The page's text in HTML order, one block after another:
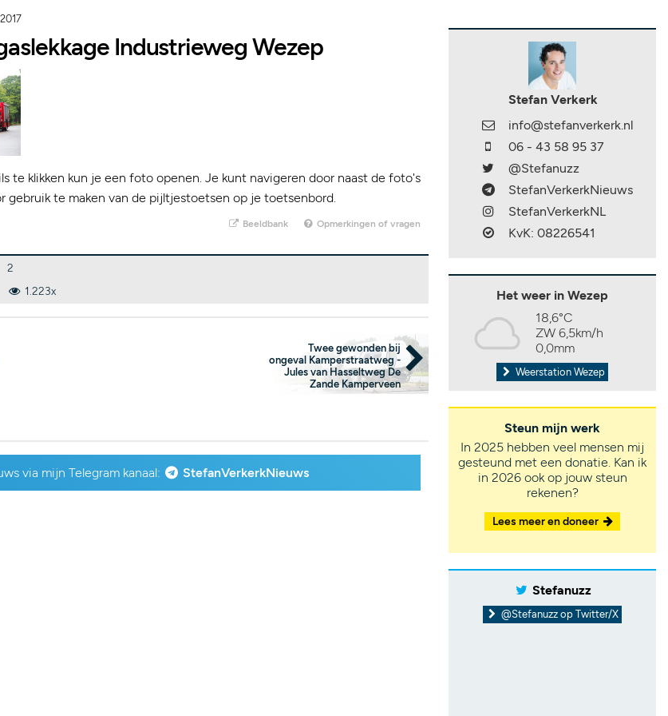
Industrieweg Wezep
te klikken kun je een foto openen. Je kunt navigeren door naast de foto's
gebruik te maken van de pijltjestoetsen op je toetsenbord.
Beeldbank Opmerkingen of vragen
2
1.223x
Twee gewonden bij
ongeval Kamperstraatweg -
Jules van Hasseltweg De
Zande Kamperveen
via mijn Telegram kanaal: StefanVerkerkNieuws
Stefan Verkerk
info@stefanverkerk.nl
06 - 43 58 95 37
@Stefanuzz
StefanVerkerkNieuws
StefanVerkerkNL
KvK: 08226541
Het weer in Wezep
18,6°C
ZW 6,5km/h
0,0mm
Weerstation Wezep
Steun mijn werk
In 2025 hebben veel mensen mij
gesteund met een donatie. Kan ik
in 2026 ook op jouw steun
rekenen?
Lees meer en doneer
Stefanuzz
@Stefanuzz op Twitter/X